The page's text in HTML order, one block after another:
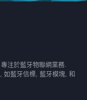
注於藍牙物聯網業務.
如藍牙信標, 藍牙模塊, 和